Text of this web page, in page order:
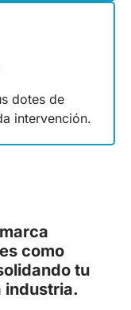
dotes de
intervención.
como
tu
industria.